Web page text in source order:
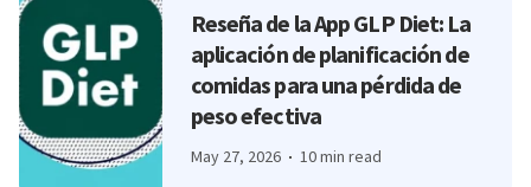
Reseña de la App GLP Diet: La
aplicación de planificación de
comidas para una pérdida de
peso efectiva
May 27, 2026 10 min read